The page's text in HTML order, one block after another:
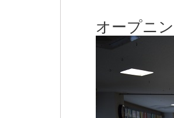
オープニ